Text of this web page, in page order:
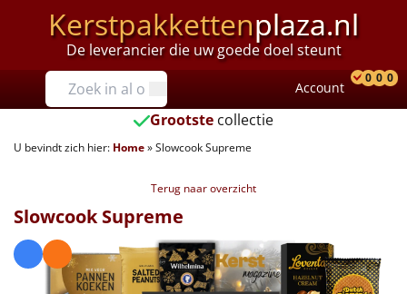
Kerstpakkettenplaza.nl
De leverancier die uw goede doel steunt
Prijzen
Tot €25
€25 tot €35
€40 tot €45
€45 tot €50
Account
0 0 0
Grootste collectie
U bevindt zich hier: Home»Slowcook Supreme
Terug naar overzicht
Slowcook Supreme